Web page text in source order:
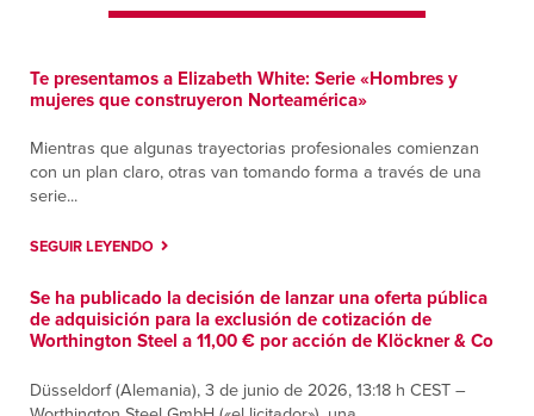
Honolulu
Kapolei, Hawaii 96707
Contáctanos
Cómo llegar
Houston, Texas 77028
Más información
8301 East 33rd Street
Te presentamos a Elizabeth White: Serie «Hombres y
mujeres que construyeron Norteamérica»
Mientras que algunas trayectorias profesionales comienzan
con un plan claro, otras van tomando forma a través de una
serie...
SEGUIR LEYENDO
Se ha publicado la decisión de lanzar una oferta pública
de adquisición para la exclusión de cotización de
Worthington Steel a 11,00 € por acción de Klöckner & Co
Düsseldorf (Alemania), 3 de junio de 2026, 13:18 h CEST –